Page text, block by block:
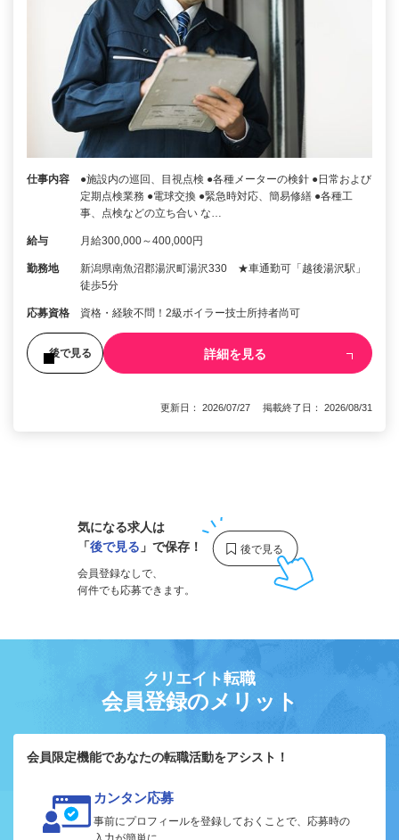
仕事内容
●施設内の巡回、目視点検 ●各種メーターの検針 ●日常および
定期点検業務 ●電球交換 ●緊急時対応、簡易修繕 ●各種工
事、点検などの立ち合い な…
給与 月給300,000～400,000円
勤務地
新潟県南魚沼郡湯沢町湯沢330 ★車通勤可「越後湯沢駅」
徒歩5分
応募資格 資格・経験不問！2級ボイラー技士所持者尚可
後で見る 詳細を見る
更新日： 2026/07/27 掲載終了日： 2026/08/31
気になる求人は
「後で見る 」で保存！
会員登録なしで、
何件でも応募できます。
クリエイト転職
会員登録のメリット
会員限定機能であなたの転職活動をアシスト！
カンタン応募
事前にプロフィールを登録しておくことで、応募時の